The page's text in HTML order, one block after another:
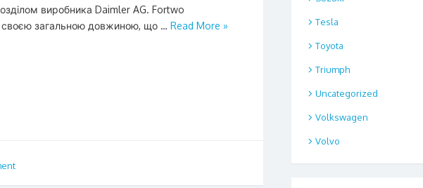
виробника Daimler AG. Fortwo
своєю загальною довжиною, що … Read More » Tesla
Toyota
Triumph
Uncategorized
Volkswagen
Volvo